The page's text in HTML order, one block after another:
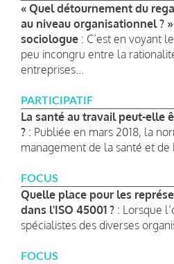
« Quel détournement du
au niveau organisationnel ?
sociologue : C’est en voyant
peu incongru entre la
entreprises...
PARTICIPATIF
La santé au travail peut-elle
? : Publiée en mars 2018, la
management de la santé et de
FOCUS
Quelle place pour les
dans l'ISO 45001 ? : Lorsque
spécialistes des diverses
FOCUS